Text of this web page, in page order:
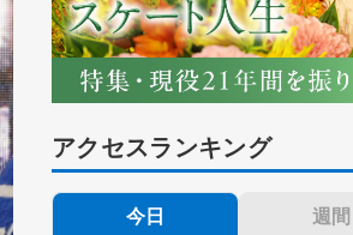
アクセスランキング
今日 週間